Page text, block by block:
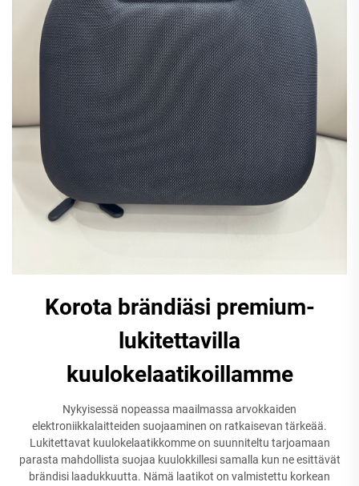
Korota brändiäsi premium-
lukitettavilla
kuulokelaatikoillamme
Nykyisessä nopeassa maailmassa arvokkaiden
elektroniikkalaitteiden suojaaminen on ratkaisevan tärkeää.
Lukitettavat kuulokelaatikkomme on suunniteltu tarjoamaan
parasta mahdollista suojaa kuulokkillesi samalla kun ne esittävät
brändisi laadukkuutta. Nämä laatikot on valmistettu korkean